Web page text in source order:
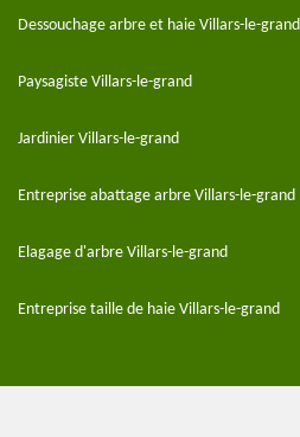
Dessouchage arbre et haie Villars-le-grand
Paysagiste Villars-le-grand
Jardinier Villars-le-grand
Entreprise abattage arbre Villars-le-grand
Elagage d'arbre Villars-le-grand
Entreprise taille de haie Villars-le-grand